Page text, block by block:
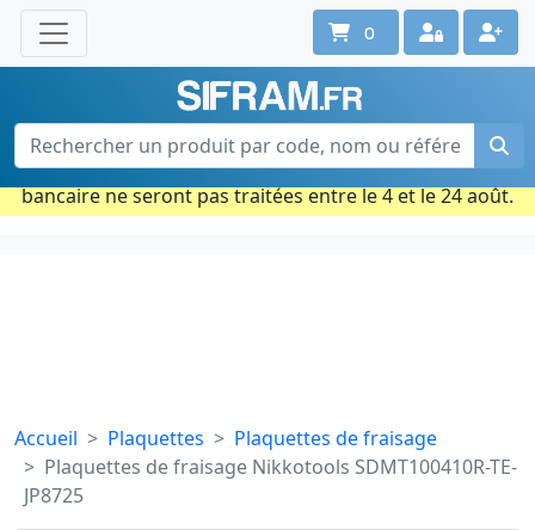
Une question ? Un conseil ?
Contactez-nous au 02 40 92 17 71
Ouvert du lun. au vend. de 08h à 18h
Période estivale : Les commandes prises par carte
bancaire ne seront pas traitées entre le 4 et le 24 août.
0
Accueil Plaquettes
Plaquettes de fraisage
Plaquettes de fraisage Nikkotools SDMT100410R-TE-
JP8725